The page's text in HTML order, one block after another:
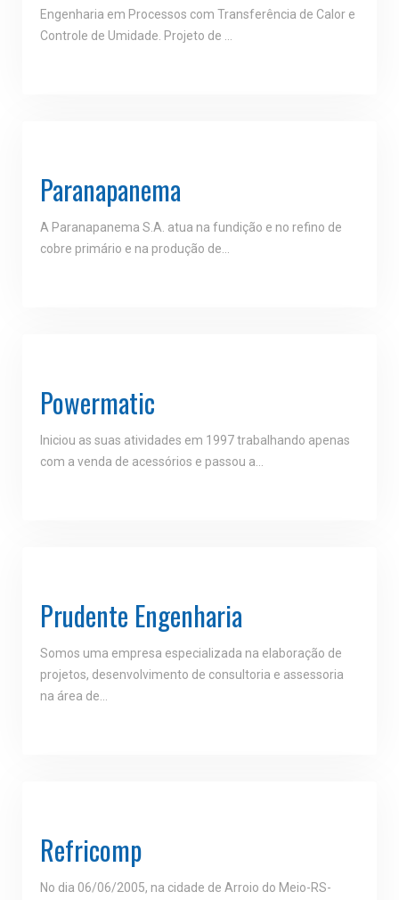
Engenharia em Processos com Transferência de Calor e
Controle de Umidade. Projeto de ...
Paranapanema
A Paranapanema S.A. atua na fundição e no refino de
cobre primário e na produção de…
Powermatic
Iniciou as suas atividades em 1997 trabalhando apenas
com a venda de acessórios e passou a…
Prudente Engenharia
Somos uma empresa especializada na elaboração de
projetos, desenvolvimento de consultoria e assessoria
na área de…
Refricomp
No dia 06/06/2005, na cidade de Arroio do Meio-RS-